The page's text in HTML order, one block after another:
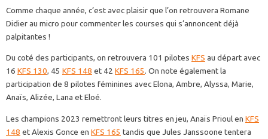
Comme chaque année, c’est avec plaisir que l’on retrouvera Romane
Didier au micro pour commenter les courses qui s’annoncent déjà
palpitantes !
Du coté des participants, on retrouvera 101 pilotes KFS au départ avec
16 KFS 130, 45 KFS 148 et 42 KFS 165. On note également la
participation de 8 pilotes féminines avec Elona, Ambre, Alyssa, Marie,
Anaïs, Alizée, Lana et Eloé.
Les champions 2023 remettront leurs titres en jeu, Anaïs Prioul en KFS
148 et Alexis Gonce en KFS 165 tandis que Jules Janssoone tentera